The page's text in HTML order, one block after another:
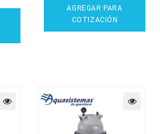
AGREGAR PARA
COTIZACIÓN